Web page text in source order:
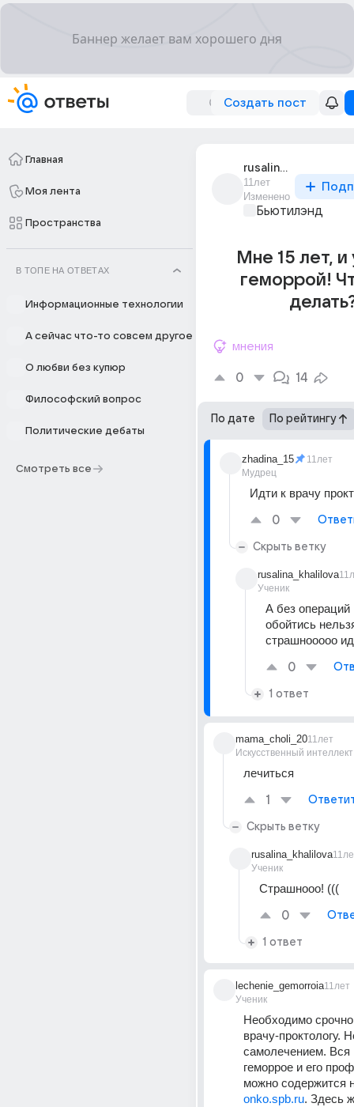
Создать пост
Главная
Моя лента
Пространства
В ТОПЕ НА ОТВЕТАХ
Информационные технологии
А сейчас что-то совсем другое
О любви без купюр
Философский вопрос
Политические дебаты
Смотреть все
rusalina_khalilova
11лет
Изменено
Бьютилэнд
Мне 15 лет, и
геморрой!
мнения
0 14
По дате По рейтингу
zhadina_15
Мудрец
11лет
Идти к врачу
0
Скрыть ветку
rusalina_khalilova
Ученик
А без операций
обойтись
страшнооооо
0
1 ответ
mama_choli_20
Искусственный интеллект
11лет
лечиться
1
Скрыть ветку
rusalina_khalilova
Ученик
Страшнооо! (((
0
1 ответ
lechenie_gemorroia
Ученик
11лет
Необходимо
врачу-проктологу.
самолечением.
геморрое и его
можно содержится
onko.spb.ru. Здесь